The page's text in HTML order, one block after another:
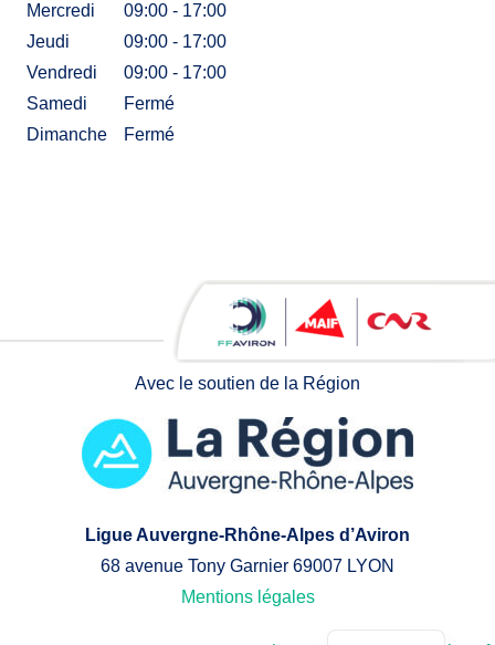
Mercredi
09:00 - 17:00
Jeudi
09:00 - 17:00
Vendredi
09:00 - 17:00
Samedi
Fermé
Dimanche
Fermé
Avec le soutien de la Région
Ligue Auvergne-Rhône-Alpes d’Aviron
68 avenue Tony Garnier 69007 LYON
Mentions légales